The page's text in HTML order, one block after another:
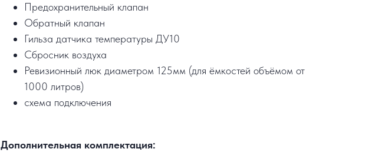
Предохранительный клапан
Обратный клапан
Гильза датчика температуры ДУ10
Сбросник воздуха
Ревизионный люк диаметром 125мм (для ёмкостей объёмом от
1000 литров)
схема подключения
Дополнительная комплектация: